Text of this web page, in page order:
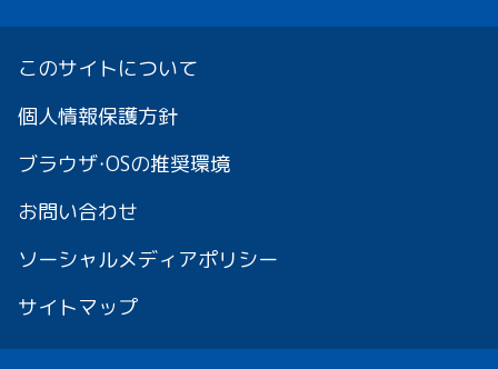
このサイトについて
個人情報保護方針
ブラウザ・OSの推奨環境
お問い合わせ
ソーシャルメディアポリシー
サイトマップ